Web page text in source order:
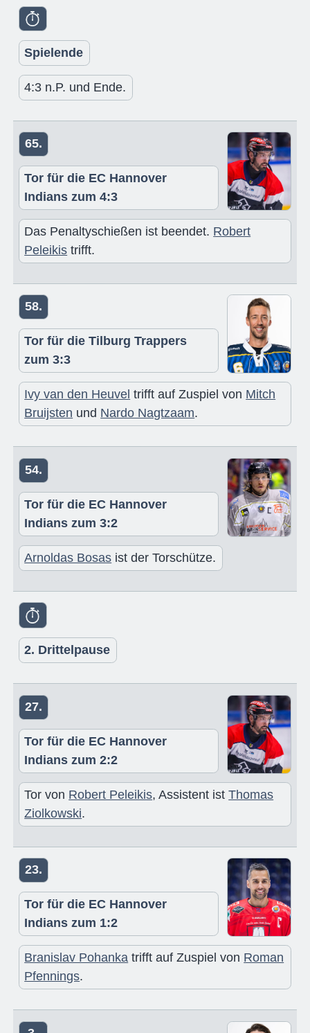
Spielende
4:3 n.P. und Ende.
65.
Tor für die EC Hannover
Indians zum 4:3
Das Penaltyschießen ist beendet. Robert
Peleikis trifft.
58.
Tor für die Tilburg Trappers
zum 3:3
Ivy van den Heuvel trifft auf Zuspiel von Mitch
Bruijsten und Nardo Nagtzaam.
54.
Tor für die EC Hannover
Indians zum 3:2
Arnoldas Bosas ist der Torschütze.
2. Drittelpause
27.
Tor für die EC Hannover
Indians zum 2:2
Tor von Robert Peleikis, Assistent istThomas
Ziolkowski.
23.
Tor für die EC Hannover
Indians zum 1:2
Branislav Pohanka trifft auf Zuspiel von Roman
Pfennings.